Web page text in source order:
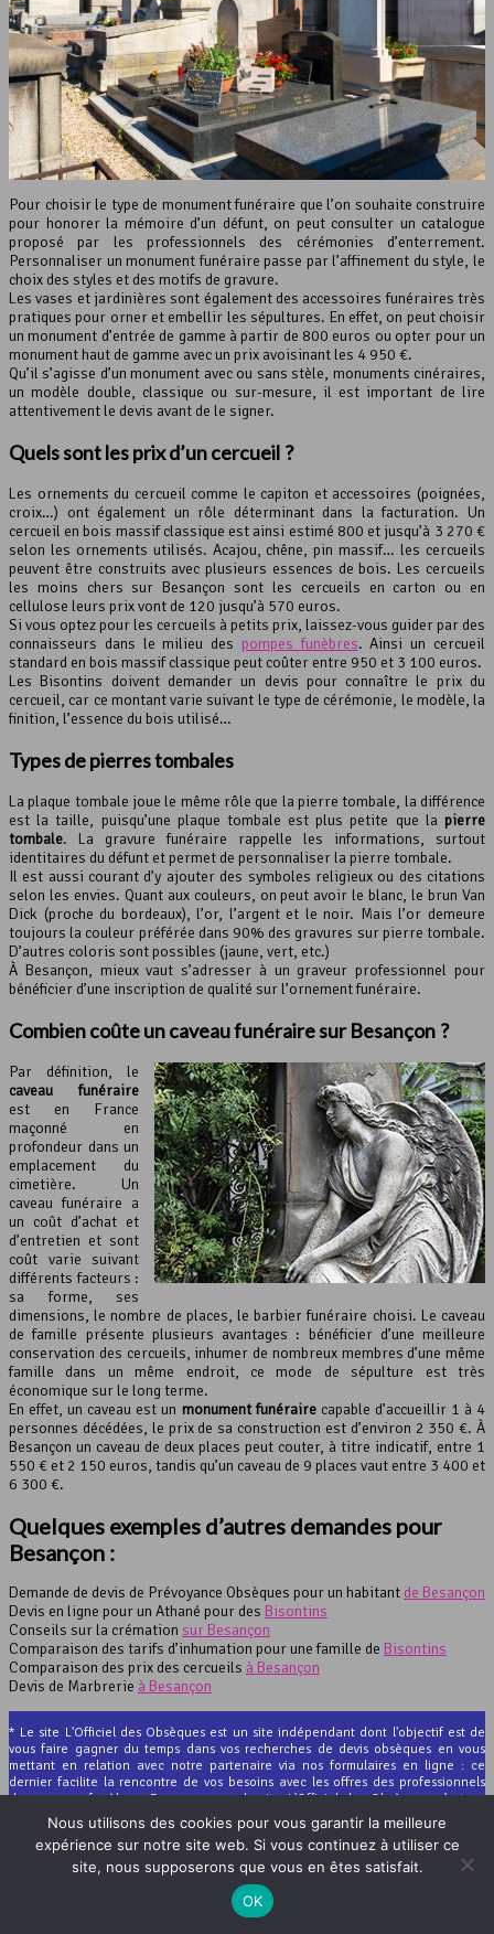
Pour choisir le type de monument funéraire que l’on souhaite construire
pour honorer la mémoire d’un défunt, on peut consulter un catalogue
proposé par les professionnels des cérémonies d’enterrement.
Personnaliser un monument funéraire passe par l’affinement du style, le
choix des styles et des motifs de gravure.
Les vases et jardinières sont également des accessoires funéraires très
pratiques pour orner et embellir les sépultures. En effet, on peut choisir
un monument d’entrée de gamme à partir de 800 euros ou opter pour un
monument haut de gamme avec un prix avoisinant les 4 950 €.
Qu’il s’agisse d’un monument avec ou sans stèle, monuments cinéraires,
un modèle double, classique ou sur-mesure, il est important de lire
attentivement le devis avant de le signer.
Quels sont les prix d’un cercueil ?
Les ornements du cercueil comme le capiton et accessoires (poignées,
croix…) ont également un rôle déterminant dans la facturation. Un
cercueil en bois massif classique est ainsi estimé 800 et jusqu’à 3 270 €
selon les ornements utilisés. Acajou, chêne, pin massif… les cercueils
peuvent être construits avec plusieurs essences de bois. Les cercueils
les moins chers sur Besançon sont les cercueils en carton ou en
cellulose leurs prix vont de 120 jusqu’à 570 euros.
Si vous optez pour les cercueils à petits prix, laissez-vous guider par des
connaisseurs dans le milieu des pompes funèbres. Ainsi un cercueil
standard en bois massif classique peut coûter entre 950 et 3 100 euros.
Les Bisontins doivent demander un devis pour connaître le prix du
cercueil, car ce montant varie suivant le type de cérémonie, le modèle, la
finition, l’essence du bois utilisé…
Types de pierres tombales
La plaque tombale joue le même rôle que la pierre tombale, la différence
est la taille, puisqu’une plaque tombale est plus petite que la pierre
tombale. La gravure funéraire rappelle les informations, surtout
identitaires du défunt et permet de personnaliser la pierre tombale.
Il est aussi courant d’y ajouter des symboles religieux ou des citations
selon les envies. Quant aux couleurs, on peut avoir le blanc, le brun Van
Dick (proche du bordeaux), l’or, l’argent et le noir. Mais l’or demeure
toujours la couleur préférée dans 90% des gravures sur pierre tombale.
D’autres coloris sont possibles (jaune, vert, etc.)
À Besançon, mieux vaut s’adresser à un graveur professionnel pour
bénéficier d’une inscription de qualité sur l’ornement funéraire.
Combien coûte uncaveau funérairesur Besançon ?
Par définition, le
caveau funéraire
est en France
maçonné en
profondeur dans un
emplacement du
cimetière. Un
caveau funéraire a
un coût d’achat et
d’entretien et sont
coût varie suivant
différents facteurs :
sa forme, ses
dimensions, le nombre de places, le barbier funéraire choisi. Le caveau
de famille présente plusieurs avantages : bénéficier d’une meilleure
conservation des cercueils, inhumer de nombreux membres d’une même
famille dans un même endroit, ce mode de sépulture est très
économique sur le long terme.
En effet, un caveau est un monument funérairecapable d’accueillir 1 à 4
personnes décédées, le prix de sa construction est d’environ 2 350 €. À
Besançon un caveau de deux places peut couter, à titre indicatif, entre 1
550 € et 2 150 euros, tandis qu’un caveau de 9 places vaut entre 3 400 et
6 300 €.
Quelques exemples d’autres demandes pour
Besançon :
Demande de devis de Prévoyance Obsèques pour un habitant de Besançon
Devis en ligne pour un Athané pour des Bisontins
Conseils sur la crémation sur Besançon
Comparaison des tarifs d’inhumation pour une famille de Bisontins
Comparaison des prix des cercueils à Besançon
Devis de Marbrerie à Besançon
* Le site L'Officiel des Obsèques est un site indépendant dont l'objectif est de
vous faire gagner du temps dans vos recherches de devis obsèques en vous
mettant en relation avec notre partenaire via nos formulaires en ligne : ce
dernier facilite la rencontre de vos besoins avec les offres des professionnels
des pompes funèbres. En aucun cas, le site L'Officiel des Obsèques n'est en
relation directe avec les pompes funèbres et ne vous enverra jamais de devis
obsèques ou marbrerie.
Nous utilisons des cookies pour vous garantir la meilleure
expérience sur notre site web. Si vous continuez à utiliser ce
site, nous supposerons que vous en êtes satisfait.
OK